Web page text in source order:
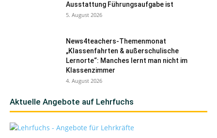
Ausstattung Führungsaufgabe ist
5. August 2026
News4teachers-Themenmonat
„Klassenfahrten & außerschulische
Lernorte“: Manches lernt man nicht im
Klassenzimmer
4. August 2026
Aktuelle Angebote auf Lehrfuchs